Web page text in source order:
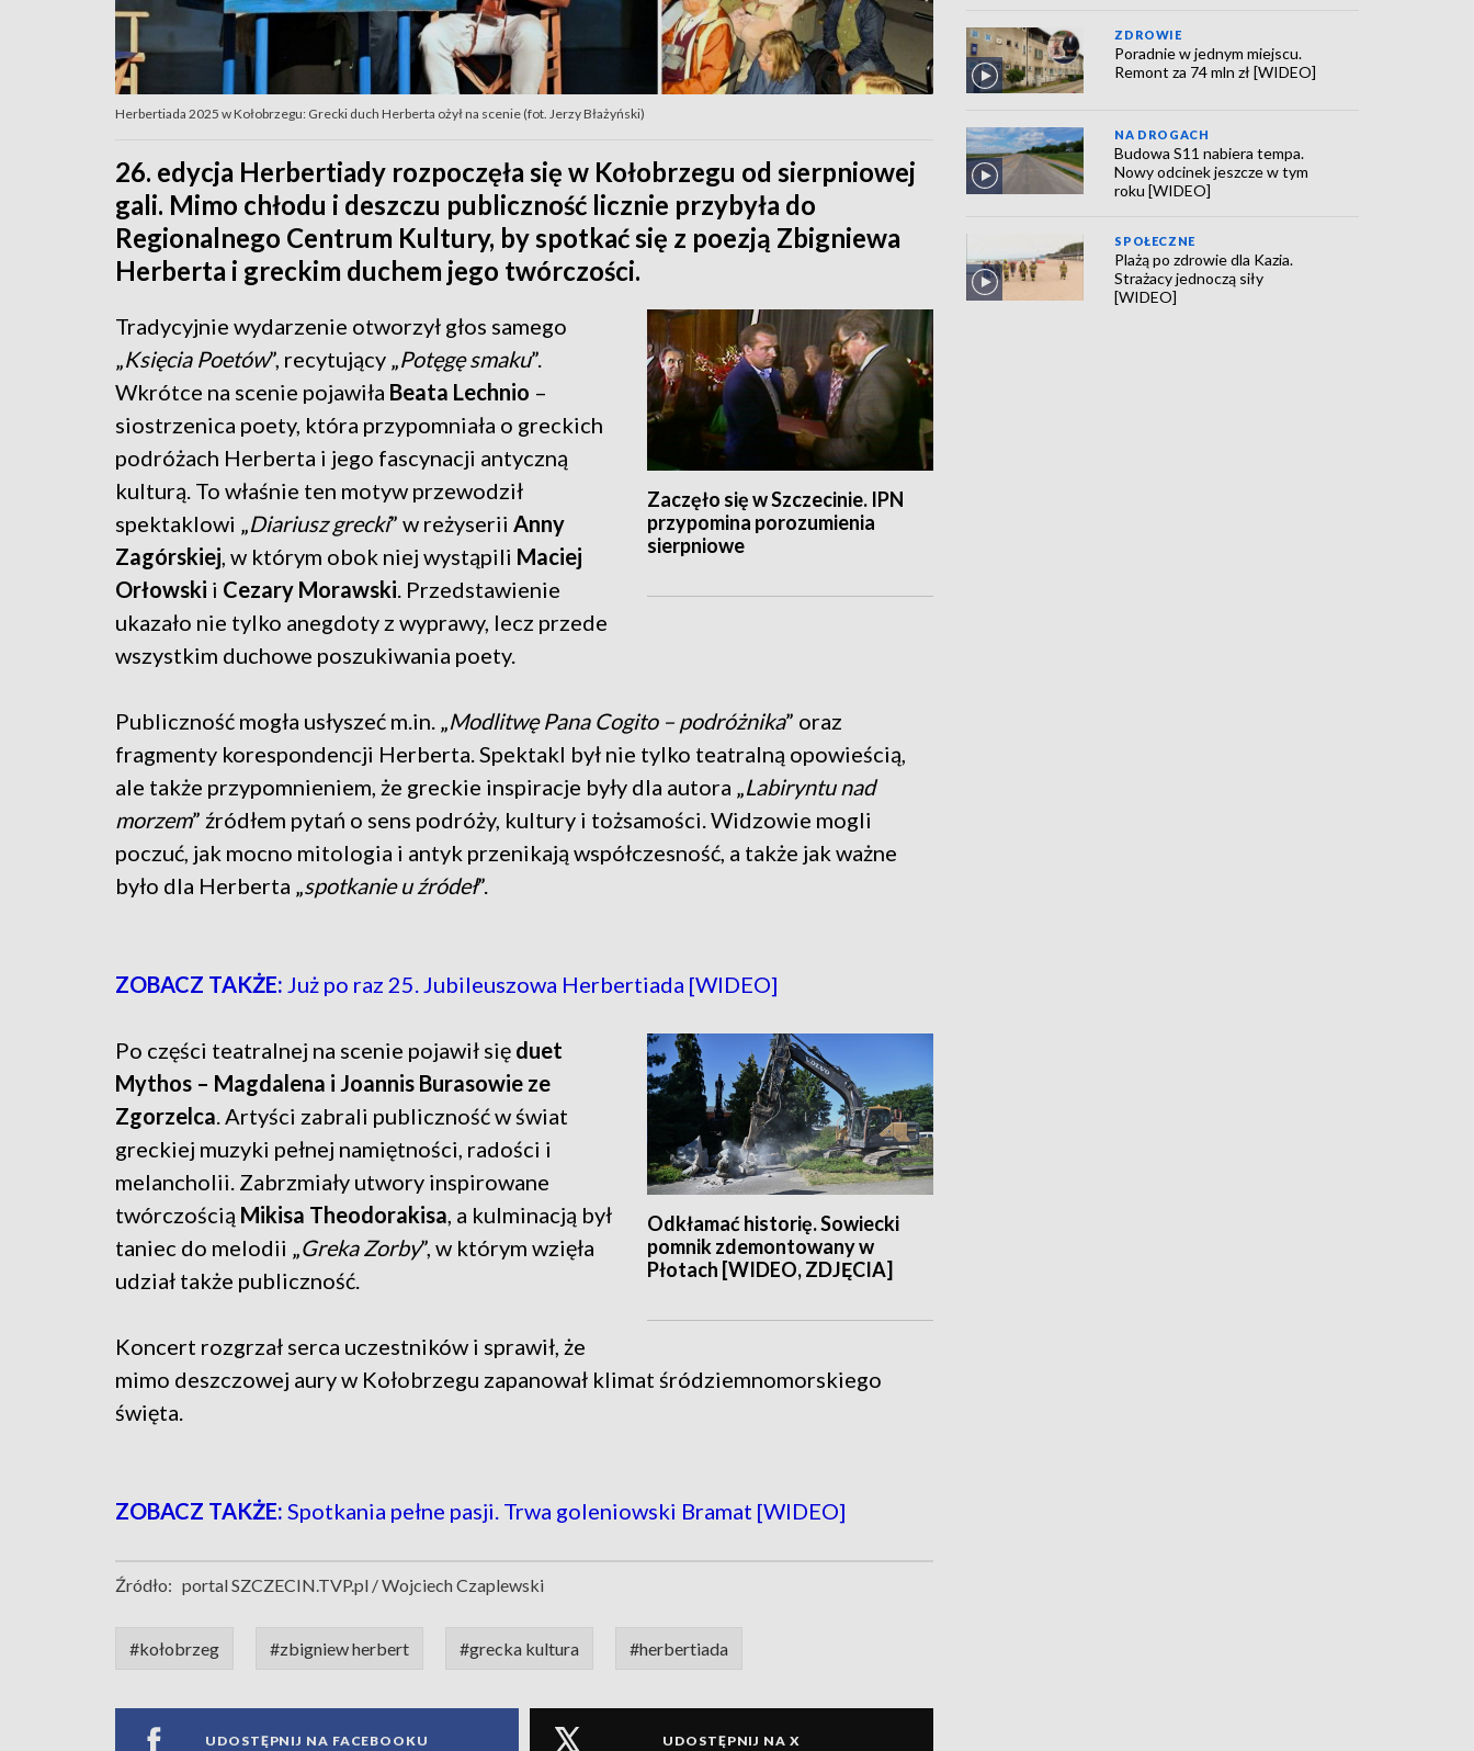
Herbertiada 2025 w Kołobrzegu: Grecki duch Herberta ożył na scenie (fot. Jerzy Błażyński)
26. edycja Herbertiady rozpoczęła się w Kołobrzegu od sierpniowej
gali. Mimo chłodu i deszczu publiczność licznie przybyła do
Regionalnego Centrum Kultury, by spotkać się z poezją Zbigniewa
Herberta i greckim duchem jego twórczości.
Zaczęło się w Szczecinie. IPN
przypomina porozumienia
sierpniowe
Tradycyjnie wydarzenie otworzył głos samego
„Księcia Poetów”, recytujący „Potęgę smaku”.
Wkrótce na scenie pojawiła Beata Lechnio –
siostrzenica poety, która przypomniała o greckich
podróżach Herberta i jego fascynacji antyczną
kulturą. To właśnie ten motyw przewodził
spektaklowi „Diariusz grecki” w reżyserii Anny
Zagórskiej, w którym obok niej wystąpili Maciej
Orłowski i Cezary Morawski. Przedstawienie
ukazało nie tylko anegdoty z wyprawy, lecz przede
wszystkim duchowe poszukiwania poety.
Publiczność mogła usłyszeć m.in. „Modlitwę Pana Cogito – podróżnika” oraz
fragmenty korespondencji Herberta. Spektakl był nie tylko teatralną opowieścią,
ale także przypomnieniem, że greckie inspiracje były dla autora „Labiryntu nad
morzem” źródłem pytań o sens podróży, kultury i tożsamości. Widzowie mogli
poczuć, jak mocno mitologia i antyk przenikają współczesność, a także jak ważne
było dla Herberta „spotkanie u źródeł”.
ZOBACZ TAKŻE: Już po raz 25. Jubileuszowa Herbertiada [WIDEO]
Odkłamać historię. Sowiecki
pomnik zdemontowany w
Płotach [WIDEO, ZDJĘCIA]
Po części teatralnej na scenie pojawił się duet
Mythos – Magdalena i Joannis Burasowie ze
Zgorzelca. Artyści zabrali publiczność w świat
greckiej muzyki pełnej namiętności, radości i
melancholii. Zabrzmiały utwory inspirowane
twórczością Mikisa Theodorakisa, a kulminacją był
taniec do melodii „Greka Zorby”, w którym wzięła
udział także publiczność.
Koncert rozgrzał serca uczestników i sprawił, że
mimo deszczowej aury w Kołobrzegu zapanował klimat śródziemnomorskiego
święta.
ZOBACZ TAKŻE: Spotkania pełne pasji. Trwa goleniowski Bramat [WIDEO]
Źródło: portal SZCZECIN.TVP.pl / Wojciech Czaplewski
#kołobrzeg #zbigniew herbert #grecka kultura #herbertiada
UDOSTĘPNIJ NA FACEBOOKU UDOSTĘPNIJ NA X
ZDROWIE
Poradnie w jednym miejscu.
Remont za 74 mln zł [WIDEO]
NA DROGACH
Budowa S11 nabiera tempa.
Nowy odcinek jeszcze w tym
roku [WIDEO]
SPOŁECZNE
Plażą po zdrowie dla Kazia.
Strażacy jednoczą siły
[WIDEO]